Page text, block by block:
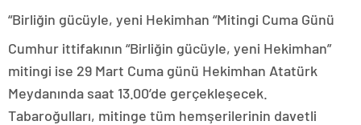
“Birliğin gücüyle, yeni Hekimhan “Mitingi Cuma Günü
Cumhur ittifakının “Birliğin gücüyle, yeni Hekimhan”
mitingi ise 29 Mart Cuma günü Hekimhan Atatürk
Meydanında saat 13.00’de gerçekleşecek.
Tabaroğulları, mitinge tüm hemşerilerinin davetli